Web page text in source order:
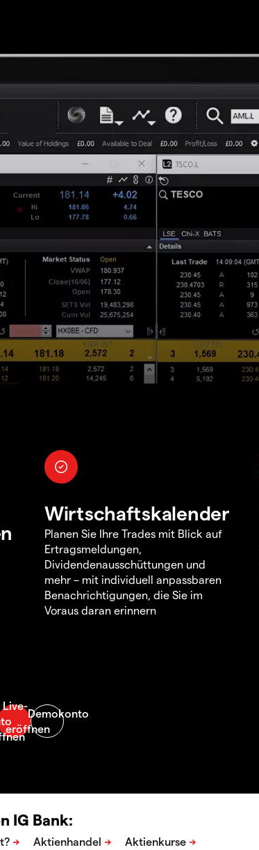
Wirtschaftskalender
Planen Sie Ihre Trades mit Blick auf
Ertragsmeldungen,
Dividendenausschüttungen und
mehr – mit individuell anpassbaren
Benachrichtigungen, die Sie im
Voraus daran erinnern
IG Bank: